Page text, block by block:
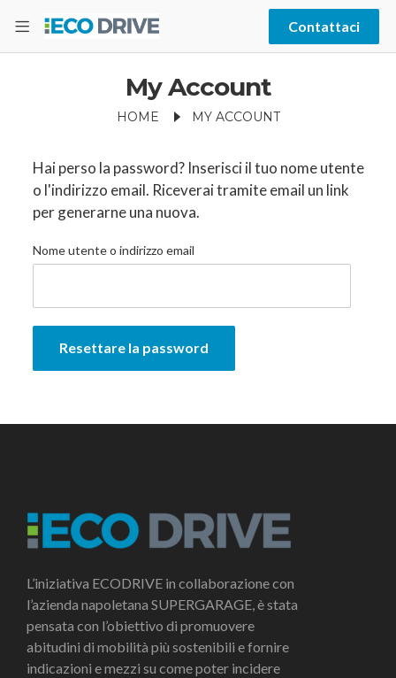
Contattaci
My Account
HOME MY ACCOUNT
Hai perso la password? Inserisci il tuo nome utente
o l'indirizzo email. Riceverai tramite email un link
per generarne una nuova.
Nome utente o indirizzo email
Resettare la password
L’iniziativa ECODRIVE in collaborazione con
l’azienda napoletana SUPERGARAGE, è stata
pensata con l’obiettivo di promuovere
abitudini di mobilità più sostenibili e fornire
indicazioni e mezzi su come poter incidere